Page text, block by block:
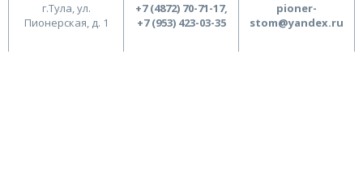
г.Тула, ул.
Пионерская, д. 1
+7 (4872) 70-71-17,
+7 (953) 423-03-35
pioner-
stom@yandex.ru